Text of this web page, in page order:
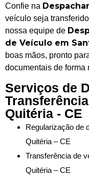
Confie na
veículo seja
nossa equipe de
de Veículo em
boas mãos, pronto
documentais de forma
Serviços de
Quitéria - CE
Regularização de
Quitéria – CE
Transferência de
Quitéria – CE